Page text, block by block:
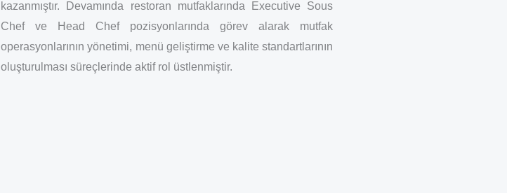
kazanmıştır. Devamında restoran mutfaklarında Executive Sous
Chef ve Head Chef pozisyonlarında görev alarak mutfak
operasyonlarının yönetimi, menü geliştirme ve kalite standartlarının
oluşturulması süreçlerinde aktif rol üstlenmiştir.